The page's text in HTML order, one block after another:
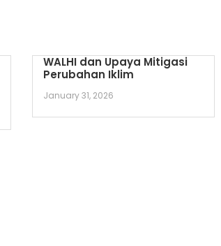
WALHI dan Upaya Mitigasi
Perubahan Iklim
January 31, 2026